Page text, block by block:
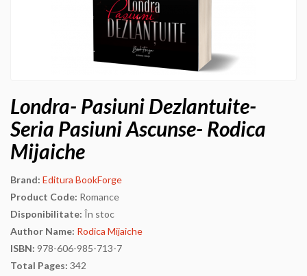
Londra- Pasiuni Dezlantuite-
Seria Pasiuni Ascunse- Rodica
Mijaiche
Brand: Editura BookForge
Product Code: Romance
Disponibilitate: În stoc
Author Name: Rodica Mijaiche
ISBN: 978-606-985-713-7
Total Pages: 342